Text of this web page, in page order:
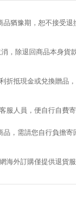
品猶豫期，恕不接受退
，除退回商品本身貨
折抵現金或兌換贈品
服人員，便自行自費
品，需請您自行負擔寄
海外訂購僅提供退貨